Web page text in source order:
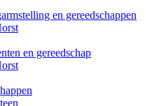
en gereedschappen
en gereedschap